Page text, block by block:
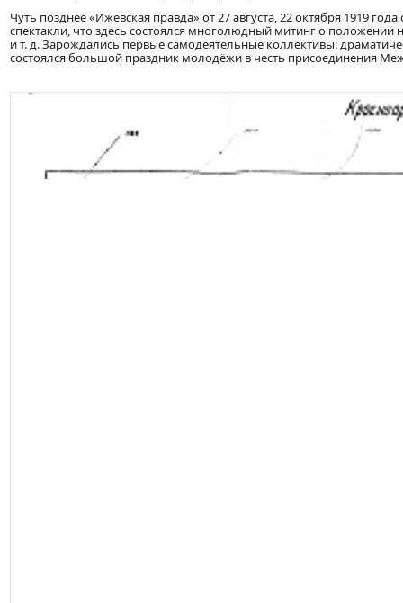
Чуть позднее «Ижевская правда» от 27 августа, 22 октября 1919
спектакли, что здесь состоялся многолюдный митинг о
и т. д. Зарождались первые самодеятельные коллективы:
состоялся большой праздник молодёжи в честь присоединения